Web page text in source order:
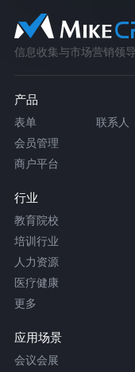
信息收集与市场营销领
产品
表单 联系人
会员管理
商户平台
行业
教育院校
培训行业
人力资源
医疗健康
更多
应用场景
会议会展